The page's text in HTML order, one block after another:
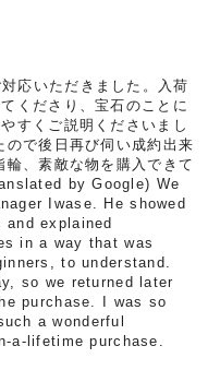
応いただきました。入荷
くださり、宝石のことに
すくご説明くださいまし
で後日再び伺い成約出来
、素敵な物を購入できて
by Google) We
Iwase. He showed
explained
in a way that was
to understand.
so we returned later
purchase. I was so
a wonderful
a-lifetime purchase.